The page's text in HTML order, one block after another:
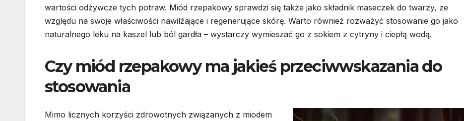
wartości odżywcze tych potraw. Miód rzepakowy sprawdzi się także jako składnik maseczek do twarzy, ze
względu na swoje właściwości nawilżające i regenerujące skórę. Warto również rozważyć stosowanie go jako
naturalnego leku na kaszel lub ból gardła – wystarczy wymieszać go z sokiem z cytryny i ciepłą wodą.
Czy miód rzepakowy ma jakieś przeciwwskazania do
stosowania
Mimo licznych korzyści zdrowotnych związanych z miodem